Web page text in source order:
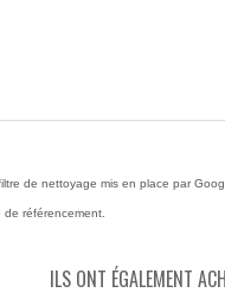
de nettoyage mis en place par
référencement.
ILS ONT ÉGALEMENT